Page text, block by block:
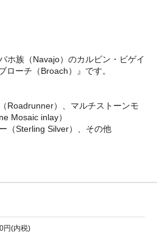
ホ族（Navajo）のカルビン・ビゲイ
ローチ（Broach）』です。
Roadrunner）、マルチストーンモ
Mosaic inlay）
（Sterling Silver）、その他
円(内税)